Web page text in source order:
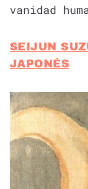
vanidad
SEIJUN
JAPONÉS